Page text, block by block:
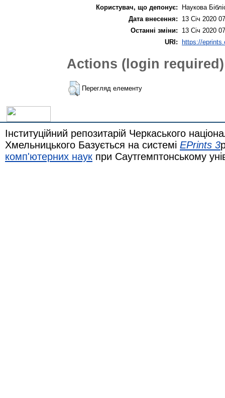
Користувач, що депонує:
Наукова
Дата внесення:
13 Січ 2020
Останні зміни:
13 Січ 2020
URI: https://
Actions (login required)
Перегляд елементу
Інституційний репозитарій Черкаського
Хмельницького Базується на системі EPrints 3
комп'ютерних наук при Саутгемптонському